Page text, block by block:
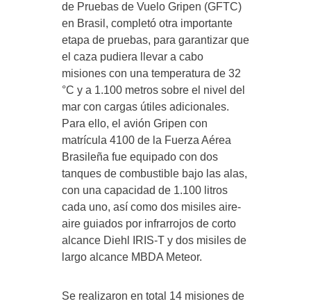
de Pruebas de Vuelo Gripen (GFTC)
en Brasil, completó otra importante
etapa de pruebas, para garantizar que
el caza pudiera llevar a cabo
misiones con una temperatura de 32
°C y a 1.100 metros sobre el nivel del
mar con cargas útiles adicionales.
Para ello, el avión Gripen con
matrícula 4100 de la Fuerza Aérea
Brasileña fue equipado con dos
tanques de combustible bajo las alas,
con una capacidad de 1.100 litros
cada uno, así como dos misiles aire-
aire guiados por infrarrojos de corto
alcance Diehl IRIS-T y dos misiles de
largo alcance MBDA Meteor.
Se realizaron en total 14 misiones de